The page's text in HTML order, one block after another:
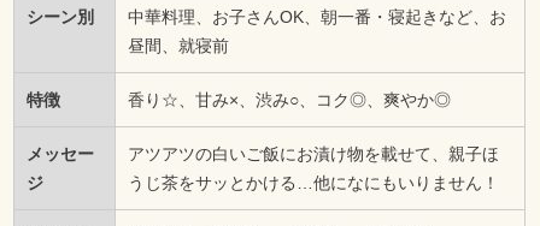
シーン別
中華料理、お子さんOK、朝一番・寝起きなど、お
昼間、就寝前
特徴 香り☆、甘み×、渋み○、コク◎、爽やか◎
メッセー
ジ
アツアツの白いご飯にお漬け物を載せて、親子ほ
うじ茶をサッとかける…他になにもいりません！